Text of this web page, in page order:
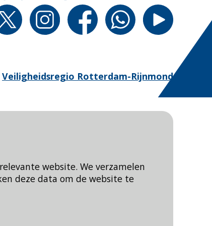
website. We verzamelen
deze data om de website te
Veiligheidsregio Rotterdam-Rijnmond